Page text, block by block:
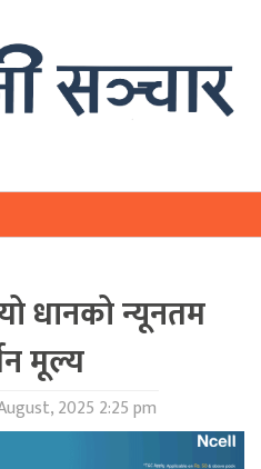
धानको न्यूनतम
मूल्य
2025 2:25 pm